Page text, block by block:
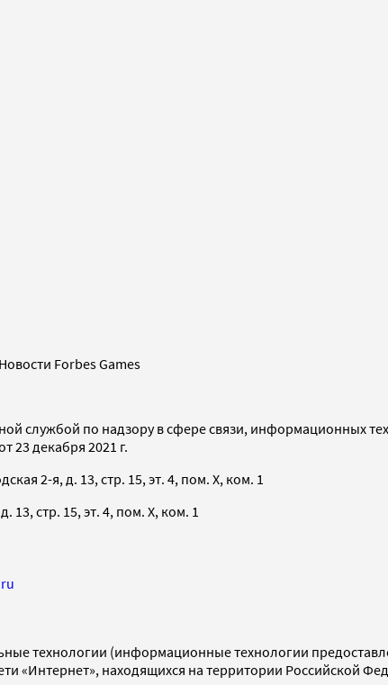
Новости Forbes Games
службой по надзору в сфере связи, информационных
23 декабря 2021 г.
2-я, д. 13, стр. 15, эт. 4, пом. X, ком. 1
13, стр. 15, эт. 4, пом. X, ком. 1
технологии (информационные технологии
«Интернет», находящихся на территории Российской